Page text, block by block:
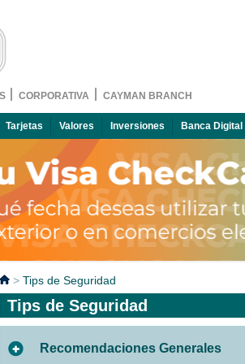
CORPORATIVA CAYMAN BRANCH
Tarjetas Valores Inversiones Banca Digital
> Tips de Seguridad
Tips de Seguridad
Recomendaciones Generales